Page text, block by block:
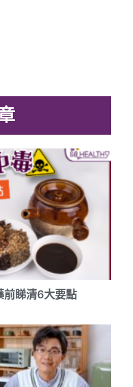
前睇清6大要點